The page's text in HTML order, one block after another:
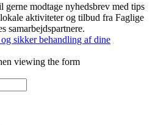
gerne modtage nyhedsbrev med tips
aktiviteter og tilbud fra Faglige
samarbejdspartnere.
sikker behandling af dine
viewing the form